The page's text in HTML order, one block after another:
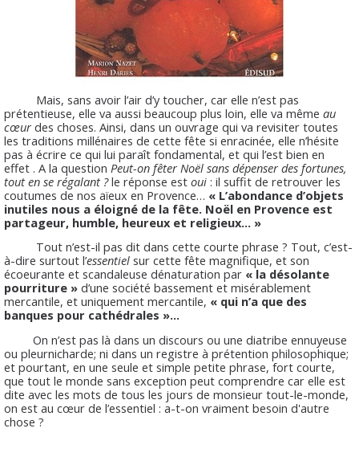
Mais, sans avoir l’air d’y toucher, car elle n’est pas
prétentieuse, elle va aussi beaucoup plus loin, elle va même au
cœur des choses. Ainsi, dans un ouvrage qui va revisiter toutes
les traditions millénaires de cette fête si enracinée, elle n’hésite
pas à écrire ce qui lui paraît fondamental, et qui l’est bien en
effet . A la question Peut-on fêter Noël sans dépenser des fortunes,
tout en se régalant ?le réponse est oui : il suffit de retrouver les
coutumes de nos aïeux en Provence… « L’abondance d’objets
inutiles nous a éloigné de la fête. Noël en Provence est
partageur, humble, heureux et religieux… »
Tout n’est-il pas dit dans cette courte phrase ? Tout, c’est-
à-dire surtout l’essentiel sur cette fête magnifique, et son
écoeurante et scandaleuse dénaturation par « la désolante
pourriture » d’une société bassement et misérablement
mercantile, et uniquement mercantile, « qui n’a que des
banques pour cathédrales »…
On n’est pas là dans un discours ou une diatribe ennuyeuse
ou pleurnicharde; ni dans un registre à prétention philosophique;
et pourtant, en une seule et simple petite phrase, fort courte,
que tout le monde sans exception peut comprendre car elle est
dite avec les mots de tous les jours de monsieur tout-le-monde,
on est au cœur de l’essentiel : a-t-on vraiment besoin d'autre
chose ?